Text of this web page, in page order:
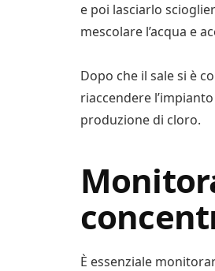
e poi lasciarlo
mescolare l’acqua e
Dopo che il sale si è
riaccendere
produzione di cloro.
È essenziale